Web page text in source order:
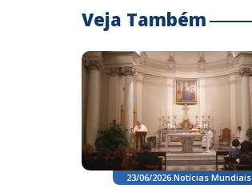
Veja Também
23/06/2026.Notícias Mundiais